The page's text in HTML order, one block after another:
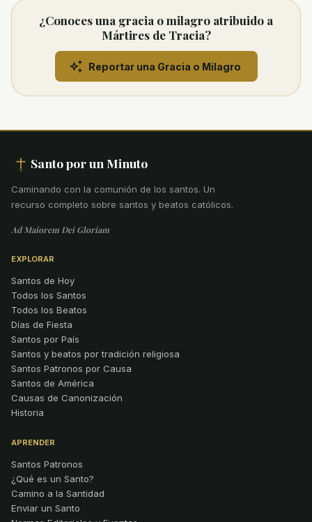
¿Conoces una gracia o milagro atribuido a
Mártires de Tracia?
Reportar una Gracia o Milagro
Santo por un Minuto
Caminando con la comunión de los santos. Un
recurso completo sobre santos y beatos católicos.
Ad Maiorem Dei Gloriam
EXPLORAR
Santos de Hoy
Todos los Santos
Todos los Beatos
Días de Fiesta
Santos por País
Santos y beatos por tradición religiosa
Santos Patronos por Causa
Santos de América
Causas de Canonización
Historia
APRENDER
Santos Patronos
¿Qué es un Santo?
Camino a la Santidad
Enviar un Santo